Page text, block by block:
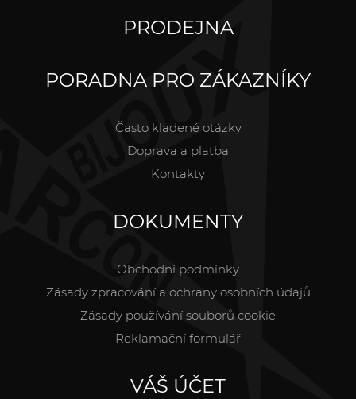
PRODEJNA
PORADNA PRO ZÁKAZNÍKY
Často kladené otázky
Doprava a platba
Kontakty
DOKUMENTY
Obchodní podmínky
Zásady zpracování a ochrany osobních údajů
Zásady používání souborů cookie
Reklamační formulář
VÁŠ ÚČET